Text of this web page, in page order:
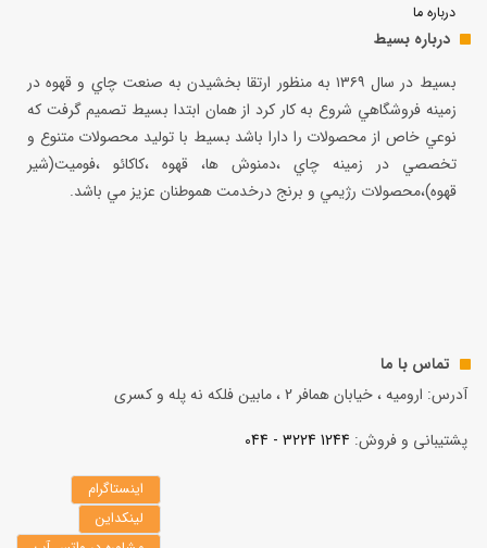
درباره ما
درباره بسیط
بسيط در سال ۱۳۶۹ به منظور ارتقا بخشيدن به صنعت چاي و قهوه در
زمينه فروشگاهي شروع به كار كرد از همان ابتدا بسيط تصميم گرفت كه
نوعي خاص از محصولات را دارا باشد بسيط با توليد محصولات متنوع و
تخصصي در زمينه چاي ،دمنوش ها، قهوه ،كاكائو ،فوميت(شير
قهوه)،محصولات رژيمي و برنج درخدمت هموطنان عزيز مي باشد.
تماس با ما
آدرس: ارومیه ، خیابان همافر 2 ، مابين فلكه نه پله و کسری
پشتیبانی و فروش: 1244 3224 - 044
اینستاگرام
لینکداین